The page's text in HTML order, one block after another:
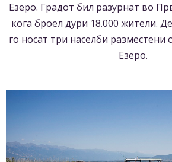
Езеро. Градот бил разурнат во
кога броел дури 18.000 жители.
го носат три населби разместени
Езеро.